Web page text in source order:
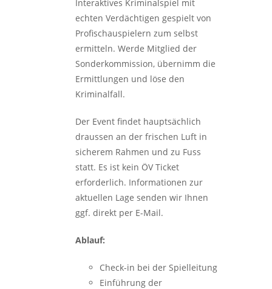
Interaktives Kriminalspiel mit
echten Verdächtigen gespielt von
Profischauspielern zum selbst
ermitteln. Werde Mitglied der
Sonderkommission, übernimm die
Ermittlungen und löse den
Kriminalfall.
Der Event findet hauptsächlich
draussen an der frischen Luft in
sicherem Rahmen und zu Fuss
statt. Es ist kein ÖV Ticket
erforderlich. Informationen zur
aktuellen Lage senden wir Ihnen
ggf. direkt per E-Mail.
Ablauf:
Check-in bei der Spielleitung
Einführung der